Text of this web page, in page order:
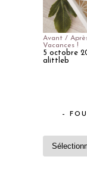
Avant /
Vacances !
5 octobre
alittleb
–